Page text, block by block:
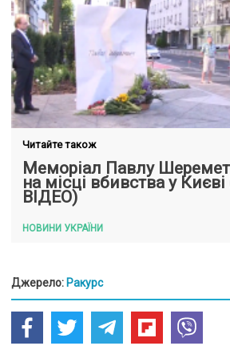
Читайте також
Меморіал Павлу
на місці вбивства у
ВІДЕО)
НОВИНИ УКРАЇНИ
Джерело: Ракурс